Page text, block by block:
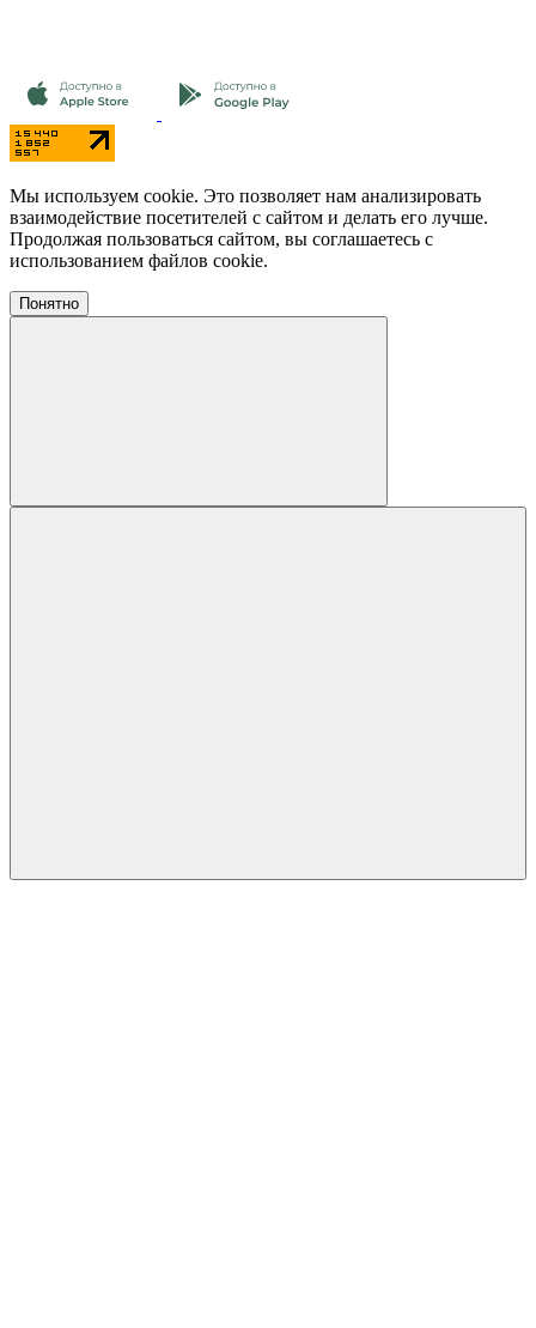
Мы используем cookie. Это позволяет нам анализировать
взаимодействие посетителей с сайтом и делать его лучше.
Продолжая пользоваться сайтом, вы соглашаетесь с
использованием файлов cookie.
Понятно